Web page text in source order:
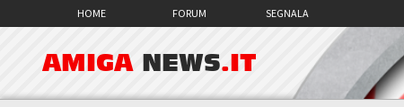
HOME FORUM SEGNALA
AMIGA NEWS.IT